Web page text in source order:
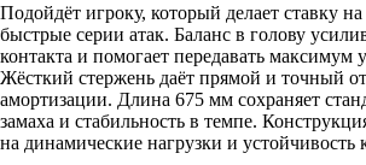
Подойдёт игроку, который делает ставку
быстрые серии атак. Баланс в голову
контакта и помогает передавать максимум
Жёсткий стержень даёт прямой и точный
амортизации. Длина 675 мм сохраняет
замаха и стабильность в темпе.
на динамические нагрузки и устойчивость